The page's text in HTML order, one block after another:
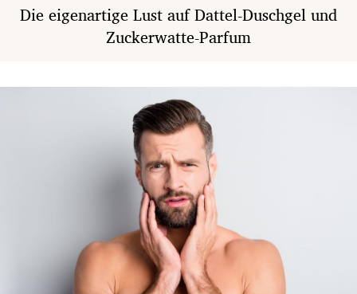
Die eigenartige Lust auf Dattel-Duschgel und
Zuckerwatte-Parfum